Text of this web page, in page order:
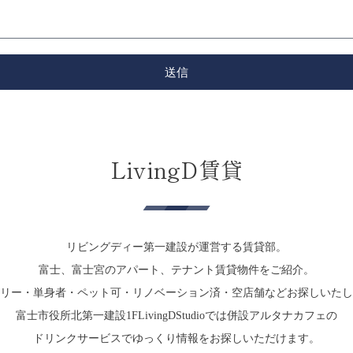
送信
LivingD賃貸
リビングディー第一建設が運営する賃貸部。
富士、富士宮のアパート、テナント賃貸物件をご紹介。
ー・単身者・ペット可・リノベーション済・空店舗などお探しいた
富士市役所北第一建設1FLivingDStudioでは併設アルタナカフェの
ドリンクサービスでゆっくり情報をお探しいただけます。